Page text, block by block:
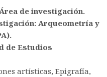
de investigación.
Arqueometría y
de Estudios
artísticas, Epigrafía,